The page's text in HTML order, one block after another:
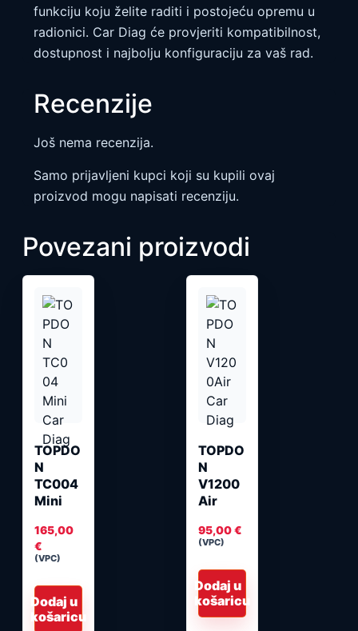
funkciju koju želite raditi i postojeću opremu u
radionici. Car Diag će provjeriti kompatibilnost,
dostupnost i najbolju konfiguraciju za vaš rad.
Recenzije
Još nema recenzija.
Samo prijavljeni kupci koji su kupili ovaj
proizvod mogu napisati recenziju.
Povezani proizvodi
TOPDO
N
TC004
Mini
165,00
€
(VPC)
Dodaj u
košaricu
TOPDO
N
V1200
Air
95,00€
(VPC)
Dodaj u
košaricu